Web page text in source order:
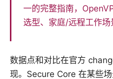
一的完整指南，
选型、家庭/远程工作场
数据点和对比在官方
现。Secure Core 在某些场